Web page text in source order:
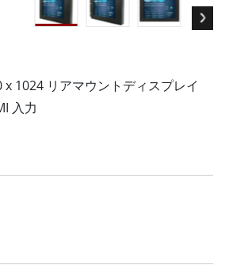
x 1024 リアマウントディスプレイ
入力